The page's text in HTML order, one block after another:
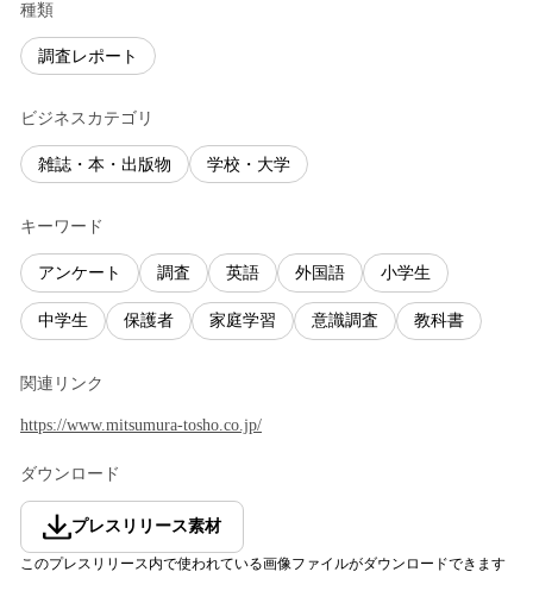
種類
調査レポート
ビジネスカテゴリ
雑誌・本・出版物 学校・大学
キーワード
アンケート 調査 英語 外国語 小学生
中学生 保護者 家庭学習 意識調査 教科書
関連リンク
https://www.mitsumura-tosho.co.jp/
ダウンロード
プレスリリース素材
このプレスリリース内で使われている画像ファイルがダウンロードできます